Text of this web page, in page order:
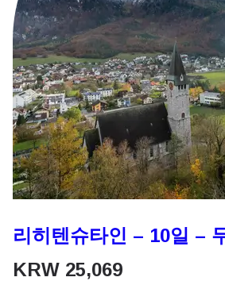
리히텐슈타인 – 10일 –
KRW 25,069